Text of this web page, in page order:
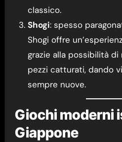
classico.
Shogi: spesso
Shogi offre
grazie alla possibilità
pezzi catturati, dando
sempre nuove.
Giochi moderni
Giappone